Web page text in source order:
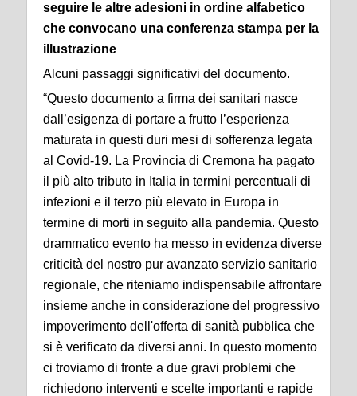
seguire le altre adesioni in ordine alfabetico
che convocano una conferenza stampa per la
illustrazione
Alcuni passaggi significativi del documento.
“Questo documento a firma dei sanitari nasce
dall’esigenza di portare a frutto l’esperienza
maturata in questi duri mesi di sofferenza legata
al Covid-19. La Provincia di Cremona ha pagato
il più alto tributo in Italia in termini percentuali di
infezioni e il terzo più elevato in Europa in
termine di morti in seguito alla pandemia. Questo
drammatico evento ha messo in evidenza diverse
criticità del nostro pur avanzato servizio sanitario
regionale, che riteniamo indispensabile affrontare
insieme anche in considerazione del progressivo
impoverimento dell'offerta di sanità pubblica che
si è verificato da diversi anni. In questo momento
ci troviamo di fronte a due gravi problemi che
richiedono interventi e scelte importanti e rapide